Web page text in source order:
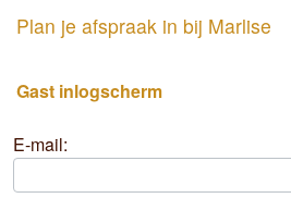
Plan je afspraak in bij Marlise
Gast inlogscherm
E-mail: